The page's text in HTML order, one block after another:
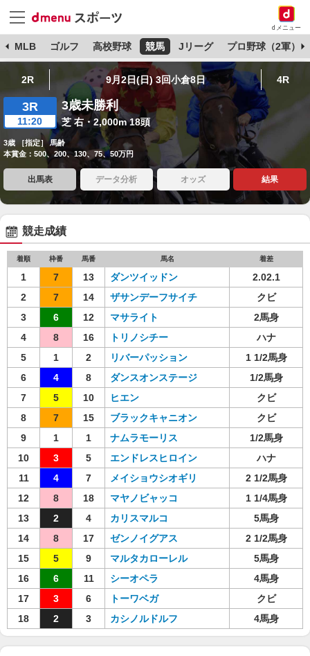
dメニュー
MLB ゴルフ 高校野球 競馬 Jリーグ プロ野球（2軍）
2R 9月2日(日) 3回小倉8日 4R
3R
11:20
3歳未勝利
芝 右・2,000m 18頭
3歳 ［指定］ 馬齢
本賞金：500、200、130、75、50万円
出馬表 データ分析 オッズ 結果
競走成績
着順 枠番 馬番 馬名 着差
1 7 13 ダンツイッドン
2.02.1
2
7 14 ザサンデーフサイチ
クビ
3
6 12 マサライト
2馬身
4
8 16 トリノシチー
ハナ
5
1 2 リバーパッション
1 1/2馬身
6
4 8 ダンスオンステージ
1/2馬身
7
5 10 ヒエン
クビ
8
7 15 ブラックキャニオン
クビ
9
1 1 ナムラモーリス
1/2馬身
10
3 5 エンドレスヒロイン
ハナ
11
4 7 メイショウシオギリ
2 1/2馬身
12
8 18 マヤノビャッコ
1 1/4馬身
13
2 4 カリスマルコ
5馬身
14
8 17 ゼンノイグアス
2 1/2馬身
15
5 9 マルタカローレル
5馬身
16
6 11 シーオペラ
4馬身
17
3 6 トーワベガ
クビ
18
2 3 カシノルドルフ 4馬身